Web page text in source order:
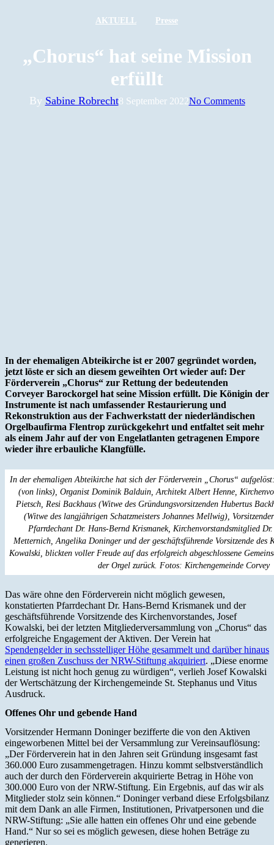
AKTUELL Presse
„Chorus“ hat seine Mission
erfüllt
By Sabine Robrecht8 September 2022No Comments
In der ehemaligen Abteikirche ist er 2007 gegründet worden,
jetzt löste er sich an diesem geweihten Ort wieder auf: Der
Förderverein „Chorus“ zur Rettung der bedeutenden
Corveyer Barockorgel hat seine Mission erfüllt. Die Königin der
Instrumente ist nach umfassender Restaurierung und
Rekonstruktion aus der Fachwerkstatt der niederländischen
Orgelbaufirma Flentrop zurückgekehrt und entfaltet seit mehr
als einem Jahr auf der von Engelatlanten getragenen Empore
wieder ihre erbauliche Klangfülle.
In der ehemaligen Abteikirche hat sich der Förderverein „Chorus“
(von links), Organist Dominik Balduin, Architekt Albert Henne,
Pietsch, Resi Backhaus (Witwe des Gründungsvorsitzenden Hubertus
(Witwe des langjährigen Schatzmeisters Johannes Mellwig),
Pfarrdechant Dr. Hans-Bernd Krismanek, Kirchenvorstandsmitglied
Metternich, Angelika Doninger und der geschäftsführende Vorsitzende des
Kowalski, blickten voller Freude auf das erfolgreich abgeschlossene
der Orgel zurück. Fotos: Kirchengemeinde Corvey
Das wäre ohne den Förderverein nicht möglich gewesen,
konstatierten Pfarrdechant Dr. Hans-Bernd Krismanek und der
geschäftsführende Vorsitzende des Kirchenvorstandes, Josef
Kowalski, bei der letzten Mitgliederversammlung von „Chorus“ das
erfolgreiche Engagement der Aktiven. Der Verein hat
Spendengelder in sechsstelliger Höhe gesammelt und darüber hinaus
einen großen Zuschuss der NRW-Stiftung akquiriert. „Diese enorme
Leistung ist nicht hoch genug zu würdigen“, verlieh Josef Kowalski
der Wertschätzung der Kirchengemeinde St. Stephanus und Vitus
Ausdruck.
Offenes Ohr und gebende Hand
Vorsitzender Hermann Doninger bezifferte die von den Aktiven
eingeworbenen Mittel bei der Versammlung zur Vereinsauflösung:
„Der Förderverein hat in den Jahren seit Gründung insgesamt fast
360.000 Euro zusammengetragen. Hinzu kommt selbstverständlich
auch der durch den Förderverein akquirierte Betrag in Höhe von
300.000 Euro von der NRW-Stiftung. Ein Ergebnis, auf das wir als
Mitglieder stolz sein können.“ Doninger verband diese Erfolgsbilanz
mit dem Dank an alle Firmen, Institutionen, Privatpersonen und die
NRW-Stiftung: „Sie alle hatten ein offenes Ohr und eine gebende
Hand.“ Nur so sei es möglich gewesen, diese hohen Beträge zu
generieren.